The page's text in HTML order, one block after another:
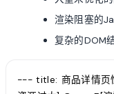
渲染阻塞的
复杂的DOM
--- title: 商品详情页